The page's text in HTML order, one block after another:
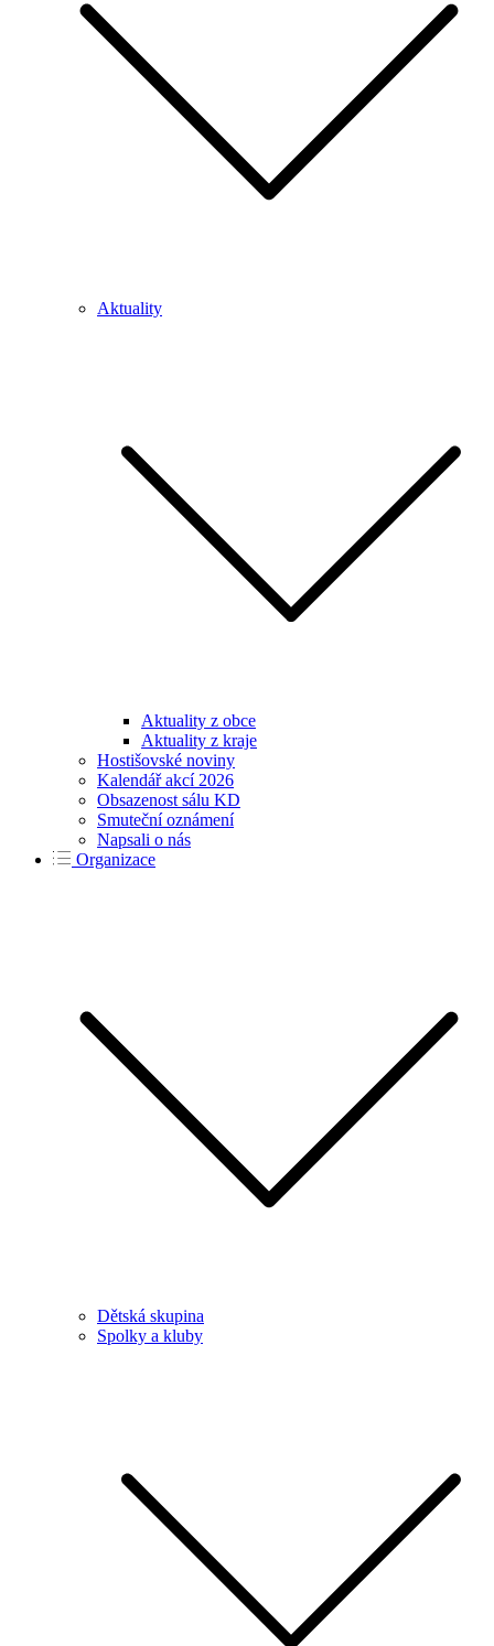
Aktuality
Aktuality z obce
Aktuality z kraje
Hostišovské noviny
Kalendář akcí 2026
Obsazenost sálu KD
Smuteční oznámení
Napsali o nás
Organizace
Dětská skupina
Spolky a kluby